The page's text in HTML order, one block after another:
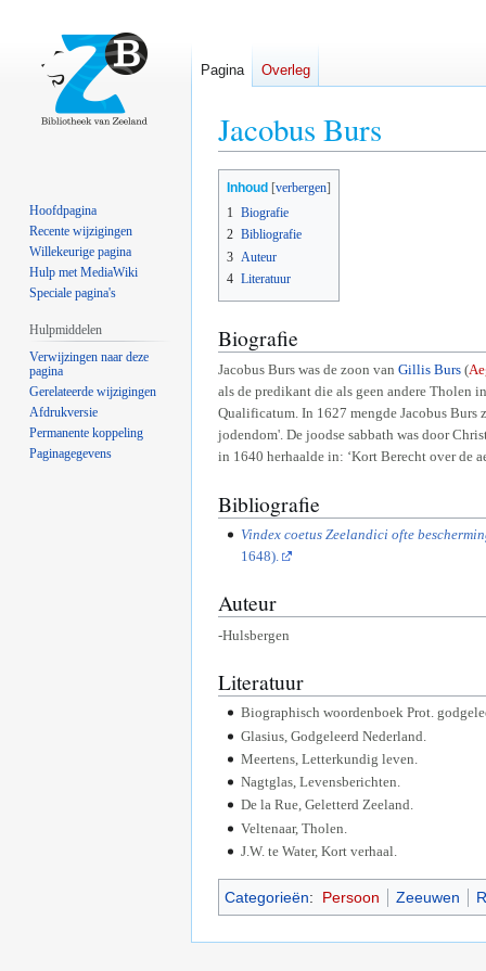
Jacobus Burs
Naar
navigatie
springen
Naar
zoeken
springen
Inhoud
1 Biografie
2 Bibliografie
3 Auteur
4 Literatuur
Biografie
Jacobus Burs was de zoon van Gillis Burs (
als de predikant die als geen andere Tholen
Qualificatum. In 1627 mengde Jacobus
jodendom'. De joodse sabbath was door
in 1640 herhaalde in: ‘Kort Berecht over de
Bibliografie
Vindex coetus Zeelandici ofte
1648).
Auteur
-Hulsbergen
Literatuur
Biographisch woordenboek Prot.
Glasius, Godgeleerd Nederland.
Meertens, Letterkundig leven.
Nagtglas, Levensberichten.
De la Rue, Geletterd Zeeland.
Veltenaar, Tholen.
J.W. te Water, Kort verhaal.
Categorieën: Persoon Zeeuwen
Pagina Overleg
Hoofdpagina
Recente wijzigingen
Willekeurige pagina
Hulp met MediaWiki
Speciale pagina's
Hulpmiddelen
Verwijzingen naar deze
pagina
Gerelateerde wijzigingen
Afdrukversie
Permanente koppeling
Paginagegevens